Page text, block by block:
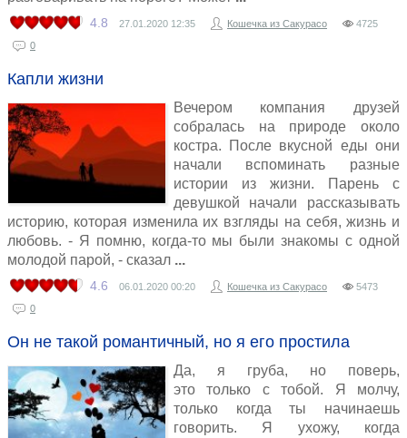
4.8 27.01.2020 12:35 Кошечка из Сакурасо
4725
0
Капли жизни
Вечером компания друзей
собралась на природе около
костра. После вкусной еды они
начали вспоминать разные
истории из жизни. Парень с
девушкой начали рассказывать
историю, которая изменила их взгляды на себя, жизнь и
любовь. - Я помню, когда-то мы были знакомы с одной
молодой парой, - сказал
4.6 06.01.2020 00:20 Кошечка из Сакурасо
5473
0
Он не такой романтичный, но я его простила
Да, я груба, но поверь,
это только с тобой. Я молчу,
только когда ты начинаешь
говорить. Я ухожу, когда